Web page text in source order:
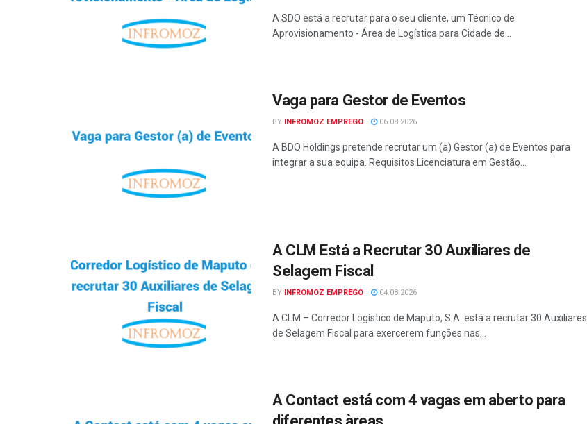
A SDO está a recrutar para o seu cliente, um Técnico de
Aprovisionamento - Área de Logística para Cidade de...
Vaga para Gestor de Eventos
BY INFROMOZ EMPREGO 06.08.2026
A BDQ Holdings pretende recrutar um (a) Gestor (a) de Eventos para
integrar a sua equipa. Requisitos Licenciatura em Gestão...
A CLM Está a Recrutar 30 Auxiliares de
Selagem Fiscal
BY INFROMOZ EMPREGO 04.08.2026
A CLM – Corredor Logístico de Maputo, S.A. está a recrutar 30 Auxiliares
de Selagem Fiscal para exercerem funções nas...
A Contact está com 4 vagas em aberto para